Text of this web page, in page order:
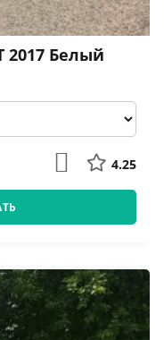
2017 Белый
4.25